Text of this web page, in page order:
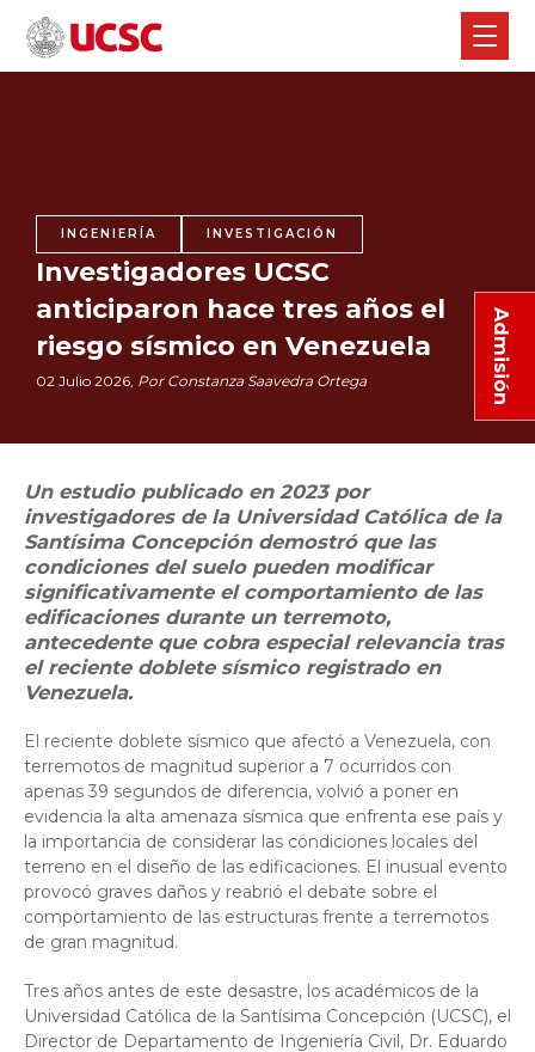
Admisión
INGENIERÍA INVESTIGACIÓN
Investigadores UCSC
anticiparon hace tres años el
riesgo sísmico en Venezuela
02 Julio 2026, Por Constanza Saavedra Ortega
Un estudio publicado en 2023 por
investigadores de la Universidad Católica de la
Santísima Concepción demostró que las
condiciones del suelo pueden modificar
significativamente el comportamiento de las
edificaciones durante un terremoto,
antecedente que cobra especial relevancia tras
el reciente doblete sísmico registrado en
Venezuela.
El reciente doblete sísmico que afectó a Venezuela, con
terremotos de magnitud superior a 7 ocurridos con
apenas 39 segundos de diferencia, volvió a poner en
evidencia la alta amenaza sísmica que enfrenta ese país y
la importancia de considerar las condiciones locales del
terreno en el diseño de las edificaciones. El inusual evento
provocó graves daños y reabrió el debate sobre el
comportamiento de las estructuras frente a terremotos
de gran magnitud.
Tres años antes de este desastre, los académicos de la
Universidad Católica de la Santísima Concepción (UCSC), el
Director de Departamento de Ingeniería Civil, Dr. Eduardo